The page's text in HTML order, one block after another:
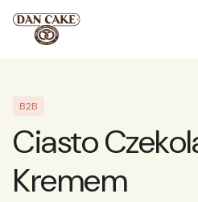
content
B2B
Ciasto
Kremem